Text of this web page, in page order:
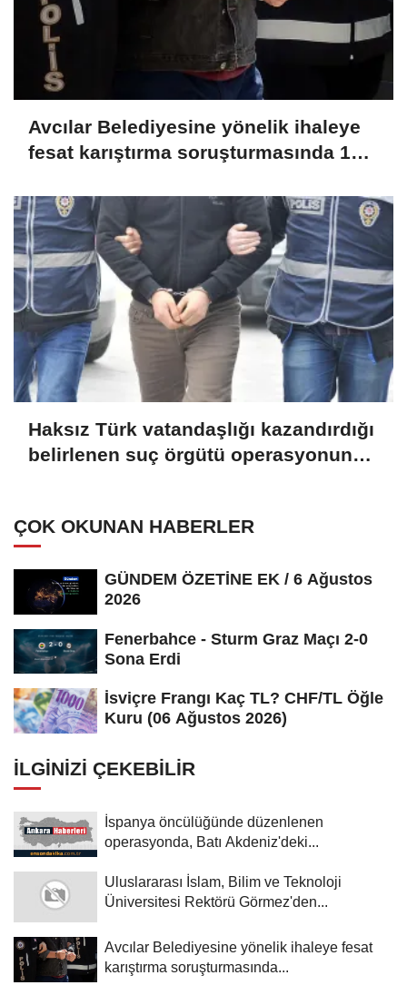
Avcılar Belediyesine yönelik ihaleye
fesat karıştırma soruşturmasında 12
(GÜNCELLEME)
Haksız Türk vatandaşlığı kazandırdığı
belirlenen suç örgütü operasyonunda
ÇOK OKUNAN HABERLER
GÜNDEM ÖZETİNE EK / 6 Ağustos
2026
Fenerbahce - Sturm Graz Maçı 2-0
Sona Erdi
İsviçre Frangı Kaç TL? CHF/TL Öğle
Kuru (06 Ağustos 2026)
İLGINIZI ÇEKEBILIR
İspanya öncülüğünde düzenlenen
operasyonda, Batı Akdeniz'deki...
Uluslararası İslam, Bilim ve Teknoloji
Üniversitesi Rektörü Görmez'den...
Avcılar Belediyesine yönelik ihaleye fesat
karıştırma soruşturmasında...